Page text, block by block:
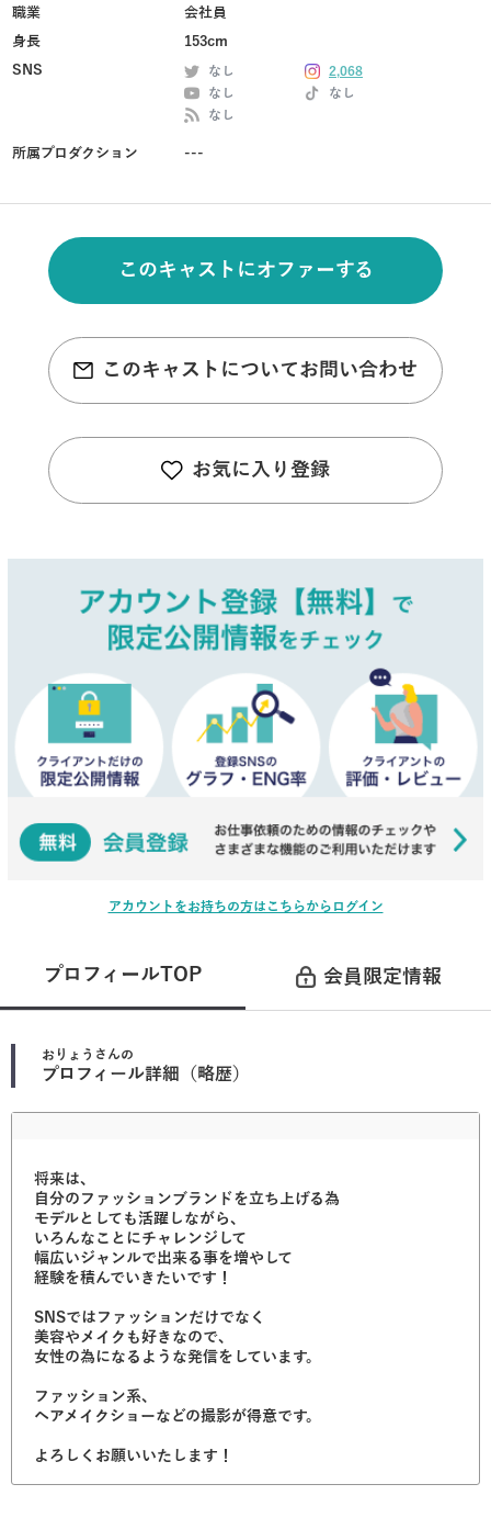
職業
会社員
身長
153cm
SNS
なし
2,068
なし
なし
なし
所属プロダクション ---
このキャストにオファーする
このキャストについてお問い合わせ
お気に入り登録
アカウントをお持ちの方はこちらからログイン
プロフィールTOP 会員限定情報
おりょう さんの
プロフィール詳細（略歴）
将来は、
自分のファッションブランドを立ち上げる為
モデルとしても活躍しながら、
いろんなことにチャレンジして
幅広いジャンルで出来る事を増やして
経験を積んでいきたいです！
SNSではファッションだけでなく
美容やメイクも好きなので、
女性の為になるような発信をしています。
ファッション系、
ヘアメイクショーなどの撮影が得意です。
よろしくお願いいたします！